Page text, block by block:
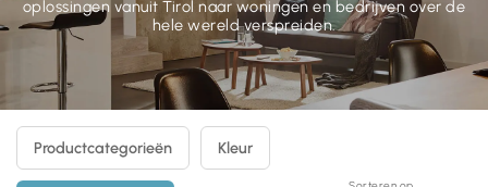
oplossingen vanuit Tirol naar woningen en bedrijven over de
hele wereld verspreiden.
Productcategorieën Kleur